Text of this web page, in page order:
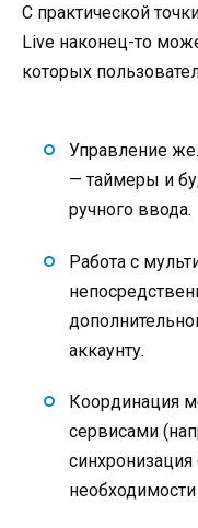
С практической
Live наконец-то
которых
Управление
— таймеры и
ручного ввода.
Работа с
аккаунту.
Координация
сервисами